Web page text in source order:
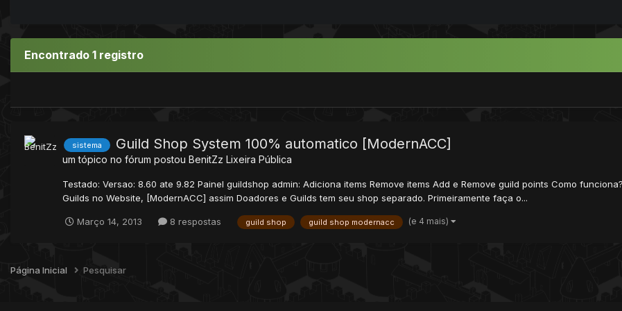
Encontrado 1 registro
sistema Guild Shop System 100% automatico [ModernACC]
um tópico no fórum postou BenitZz Lixeira Pública
Testado: Versao: 8.60 ate 9.82 Painel guildshop admin: Adiciona items Remove items Add e Remove guild points Como
Guilds no Website, [ModernACC] assim Doadores e Guilds tem seu shop separado. Primeiramente faça o...
Março 14, 2013 8 respostas guild shop guild shop modernacc (e 4 mais)
Página Inicial Pesquisar